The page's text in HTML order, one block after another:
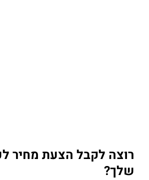
רוצה לקבל הצעת מחיר
שלך?